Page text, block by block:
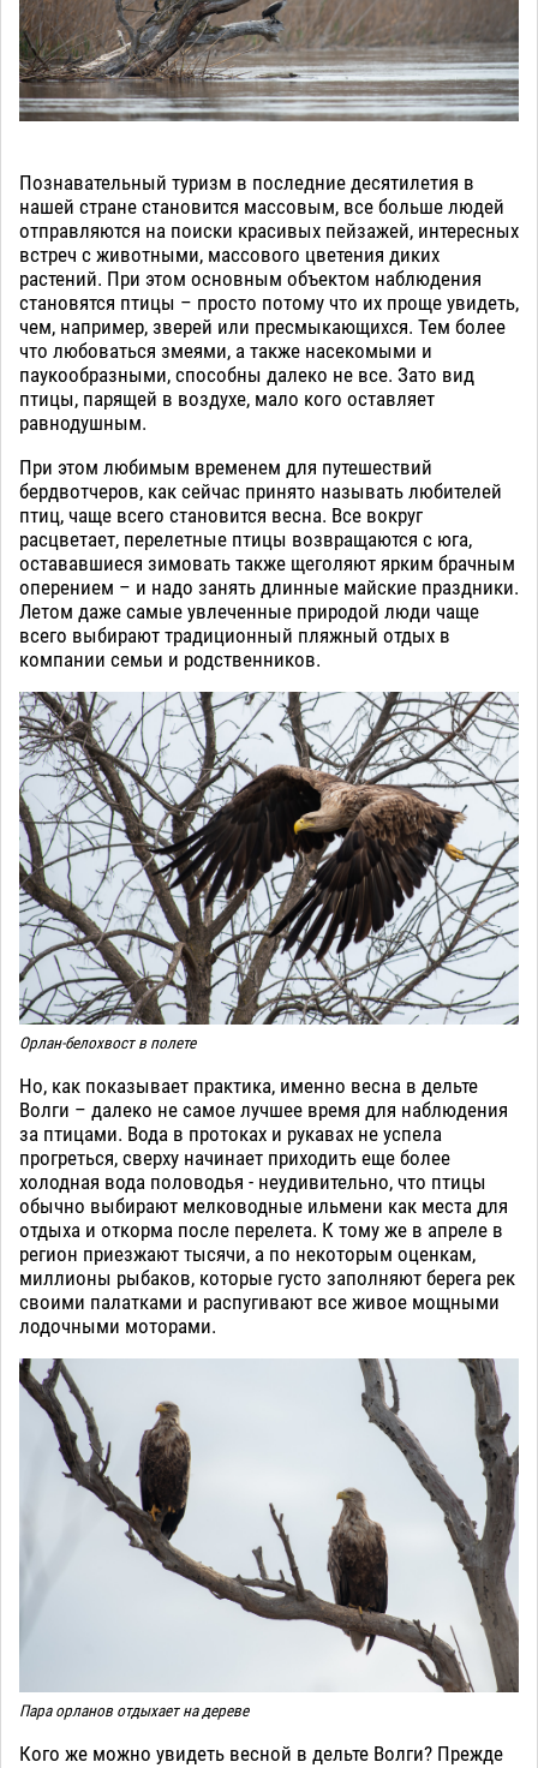
Познавательный туризм в последние десятилетия в
нашей стране становится массовым, все больше людей
отправляются на поиски красивых пейзажей, интересных
встреч с животными, массового цветения диких
растений. При этом основным объектом наблюдения
становятся птицы – просто потому что их проще увидеть,
чем, например, зверей или пресмыкающихся. Тем более
что любоваться змеями, а также насекомыми и
паукообразными, способны далеко не все. Зато вид
птицы, парящей в воздухе, мало кого оставляет
равнодушным.
При этом любимым временем для путешествий
бердвотчеров, как сейчас принято называть любителей
птиц, чаще всего становится весна. Все вокруг
расцветает, перелетные птицы возвращаются с юга,
остававшиеся зимовать также щеголяют ярким брачным
оперением – и надо занять длинные майские праздники.
Летом даже самые увлеченные природой люди чаще
всего выбирают традиционный пляжный отдых в
компании семьи и родственников.
Орлан-белохвост в полете
Но, как показывает практика, именно весна в дельте
Волги – далеко не самое лучшее время для наблюдения
за птицами. Вода в протоках и рукавах не успела
прогреться, сверху начинает приходить еще более
холодная вода половодья - неудивительно, что птицы
обычно выбирают мелководные ильмени как места для
отдыха и откорма после перелета. К тому же в апреле в
регион приезжают тысячи, а по некоторым оценкам,
миллионы рыбаков, которые густо заполняют берега рек
своими палатками и распугивают все живое мощными
лодочными моторами.
Пара орланов отдыхает на дереве
Кого же можно увидеть весной в дельте Волги? Прежде